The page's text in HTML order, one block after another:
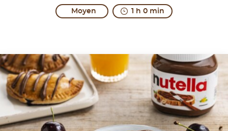
Moyen 1 h 0 min